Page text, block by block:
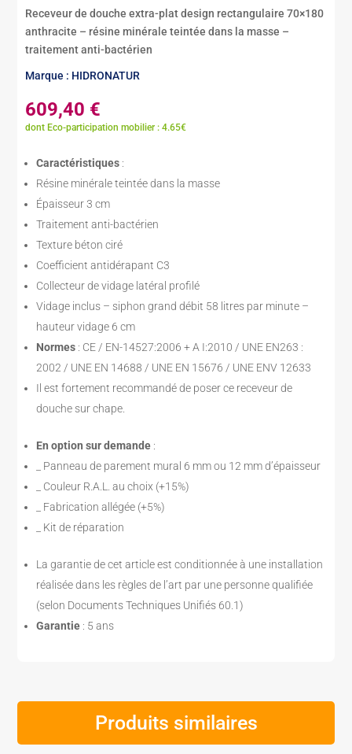
Receveur de douche extra-plat design rectangulaire 70×180
anthracite – résine minérale teintée dans la masse –
traitement anti-bactérien
Marque : HIDRONATUR
609,40 €
dont Eco-participation mobilier : 4.65€
Caractéristiques :
Résine minérale teintée dans la masse
Épaisseur 3 cm
Traitement anti-bactérien
Texture béton ciré
Coefficient antidérapant C3
Collecteur de vidage latéral profilé
Vidage inclus – siphon grand débit 58 litres par minute –
hauteur vidage 6 cm
Normes : CE / EN-14527:2006 + A I:2010 / UNE EN263 :
2002 / UNE EN 14688 / UNE EN 15676 / UNE ENV 12633
Il est fortement recommandé de poser ce receveur de
douche sur chape.
En option sur demande :
_ Panneau de parement mural 6 mm ou 12 mm d’épaisseur
_ Couleur R.A.L. au choix (+15%)
_ Fabrication allégée (+5%)
_ Kit de réparation
La garantie de cet article est conditionnée à une installation
réalisée dans les règles de l’art par une personne qualifiée
(selon Documents Techniques Unifiés 60.1)
Garantie : 5 ans
Produits similaires